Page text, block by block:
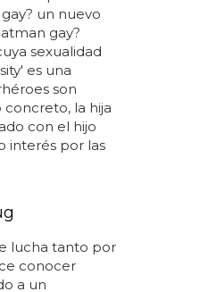
responde:
un nuevo
gay?
sexualidad
es una
son
la hija
con el hijo
por las